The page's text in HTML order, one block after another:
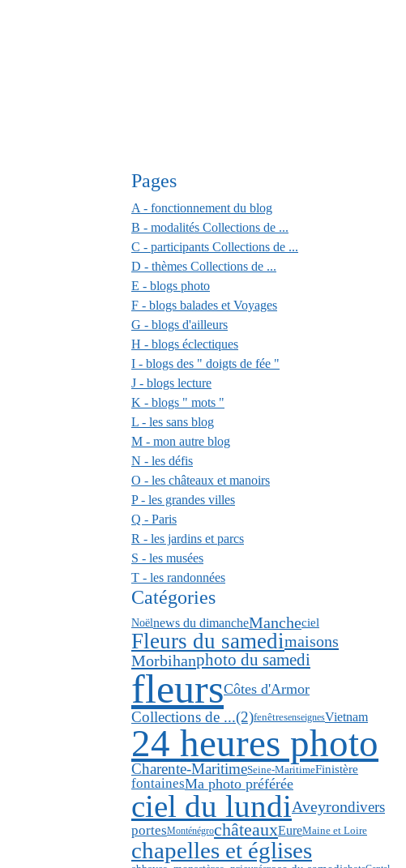
Pages
A - fonctionnement du blog
B - modalités Collections de ...
C - participants Collections de ...
D - thèmes Collections de ...
E - blogs photo
F - blogs balades et Voyages
G - blogs d'ailleurs
H - blogs éclectiques
I - blogs des " doigts de fée "
J - blogs lecture
K - blogs " mots "
L - les sans blog
M - mon autre blog
N - les défis
O - les châteaux et manoirs
P - les grandes villes
Q - Paris
R - les jardins et parcs
S - les musées
T - les randonnées
Catégories
Noëlnews du dimancheMancheciel
Fleurs du samedimaisons
Morbihanphoto du samedi
fleursCôtes d'Armor
Collections de ...(2)fenêtresenseignesVietnam
24 heures photo
Charente-MaritimeSeine-MaritimeFinistère
fontainesMa photo préférée
ciel du lundiAveyrondivers
portesMonténégrochâteauxEureMaine et Loire
chapelles et églises